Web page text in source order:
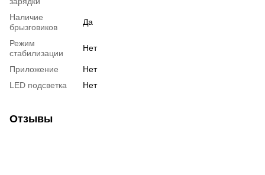
Наличие
брызговиков
Да
Режим
стабилизации
Нет
Приложение
Нет
LED подсветка
Нет
Отзывы